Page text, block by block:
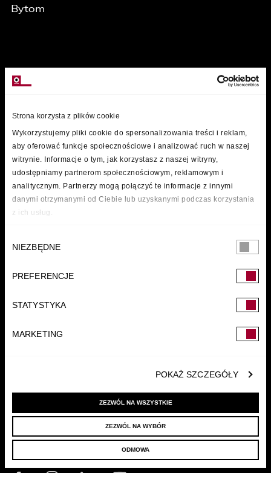
Strona korzysta z plików cookie
Wykorzystujemy pliki cookie do spersonalizowania treści i reklam,
aby oferować funkcje społecznościowe i analizować ruch w naszej
witrynie. Informacje o tym, jak korzystasz z naszej witryny,
udostępniamy partnerom społecznościowym, reklamowym i
analitycznym. Partnerzy mogą połączyć te informacje z innymi
danymi otrzymanymi od Ciebie lub uzyskanymi podczas korzystania
z ich usług.
zgody
NIEZBĘDNE
PREFERENCJE
STATYSTYKA
MARKETING
POKAŻ SZCZEGÓŁY
ZEZWÓL NA WSZYSTKIE
ZEZWÓL NA WYBÓR
ODMOWA
Bytom
MARKI
FUNDACJA
© 2022 LELLEK.PL | POLITYKA PRYWATNOŚCI